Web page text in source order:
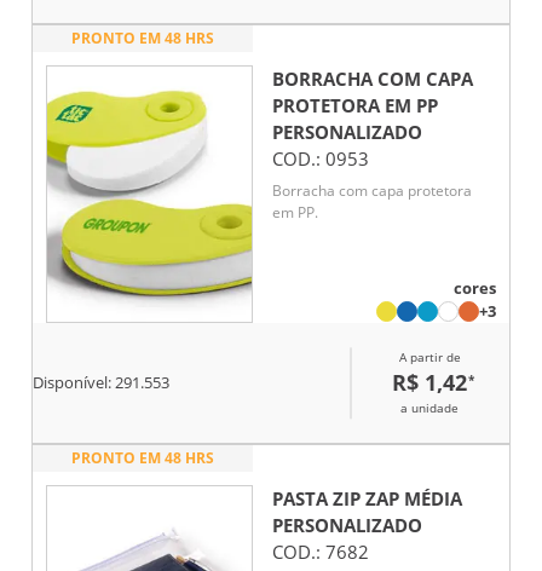
variedade de cores, traz todas as
pintar, desenhar, escrever ou
marcar textos. Acompanham
bolsa para facilitar o transporte
do kit.
PRONTO EM 48 HRS
BORRACHA COM CAPA
PROTETORA EM PP
PERSONALIZADO
COD.: 0953
Borracha com capa protetora
em PP.
cores
+3
Disponível:291.553
A partir de
R$ 1,42*
a unidade
PRONTO EM 48 HRS
PASTA ZIP ZAP MÉDIA
PERSONALIZADO
COD.: 7682